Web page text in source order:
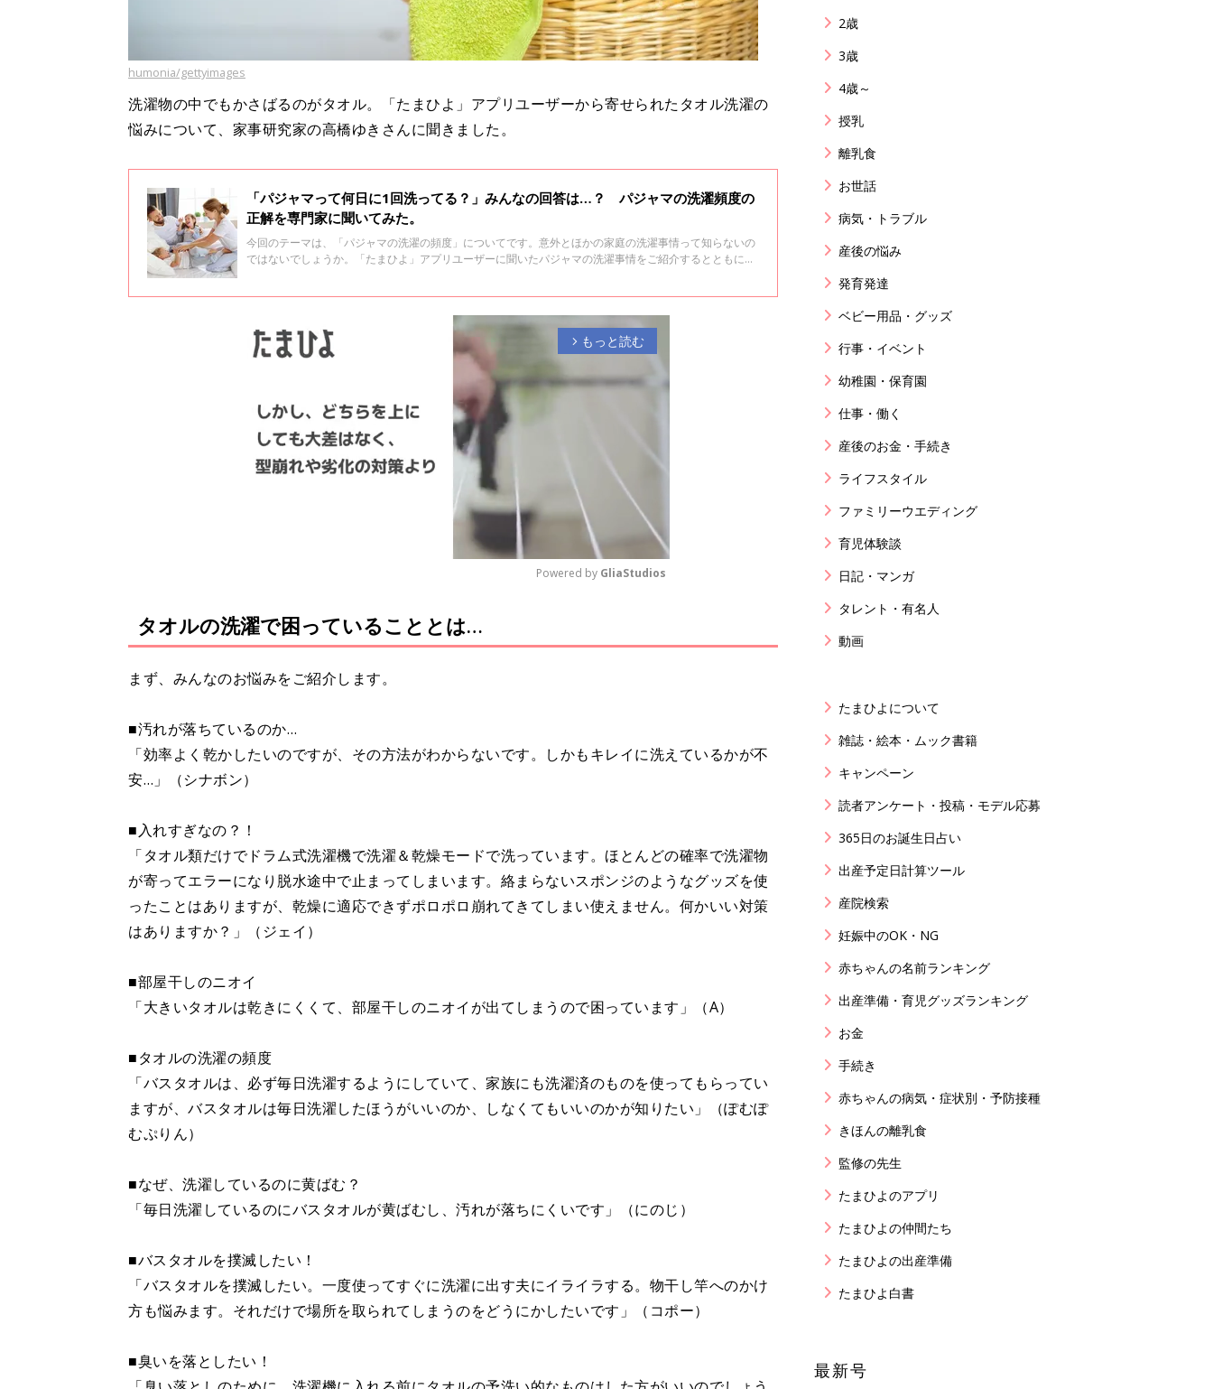
humonia/gettyimages
洗濯物の中でもかさばるのがタオル。「たまひよ」アプリユーザーから寄せられたタオル洗濯の
悩みについて、家事研究家の高橋ゆきさんに聞きました。
「パジャマって何日に1回洗ってる？」みんなの回答は…？ パジャマの洗濯頻度の
正解を専門家に聞いてみた。
今回のテーマは、「パジャマの洗濯の頻度」についてです。意外とほかの家庭の洗濯事情って知らないの
ではないでしょうか。「たまひよ」アプリユーザーに聞いたパジャマの洗濯事情をご紹介するとともに、
arrow_forward_ios もっと読む
u
Powered by GliaStudios
タオルの洗濯で困っていることとは…
まず、みんなのお悩みをご紹介します。
■汚れが落ちているのか…
「効率よく乾かしたいのですが、その方法がわからないです。しかもキレイに洗えているかが不
安…」（シナボン）
■入れすぎなの？！
「タオル類だけでドラム式洗濯機で洗濯＆乾燥モードで洗っています。ほとんどの確率で洗濯物
が寄ってエラーになり脱水途中で止まってしまいます。絡まらないスポンジのようなグッズを使
ったことはありますが、乾燥に適応できずポロポロ崩れてきてしまい使えません。何かいい対策
はありますか？」（ジェイ）
■部屋干しのニオイ
「大きいタオルは乾きにくくて、部屋干しのニオイが出てしまうので困っています」（A）
■タオルの洗濯の頻度
「バスタオルは、必ず毎日洗濯するようにしていて、家族にも洗濯済のものを使ってもらってい
ますが、バスタオルは毎日洗濯したほうがいいのか、しなくてもいいのかが知りたい」（ぽむぽ
むぷりん）
■なぜ、洗濯しているのに黄ばむ？
「毎日洗濯しているのにバスタオルが黄ばむし、汚れが落ちにくいです」（にのじ）
■バスタオルを撲滅したい！
「バスタオルを撲滅したい。一度使ってすぐに洗濯に出す夫にイライラする。物干し竿へのかけ
方も悩みます。それだけで場所を取られてしまうのをどうにかしたいです」（コポー）
■臭いを落としたい！
2歳
3歳
4歳～
授乳
離乳食
お世話
病気・トラブル
産後の悩み
発育発達
ベビー用品・グッズ
行事・イベント
幼稚園・保育園
仕事・働く
産後のお金・手続き
ライフスタイル
ファミリーウエディング
育児体験談
日記・マンガ
タレント・有名人
動画
たまひよについて
雑誌・絵本・ムック書籍
キャンペーン
読者アンケート・投稿・モデル応募
365日のお誕生日占い
出産予定日計算ツール
産院検索
妊娠中のOK・NG
赤ちゃんの名前ランキング
出産準備・育児グッズランキング
お金
手続き
赤ちゃんの病気・症状別・予防接種
きほんの離乳食
監修の先生
たまひよのアプリ
たまひよの仲間たち
たまひよの出産準備
たまひよ白書
最新号